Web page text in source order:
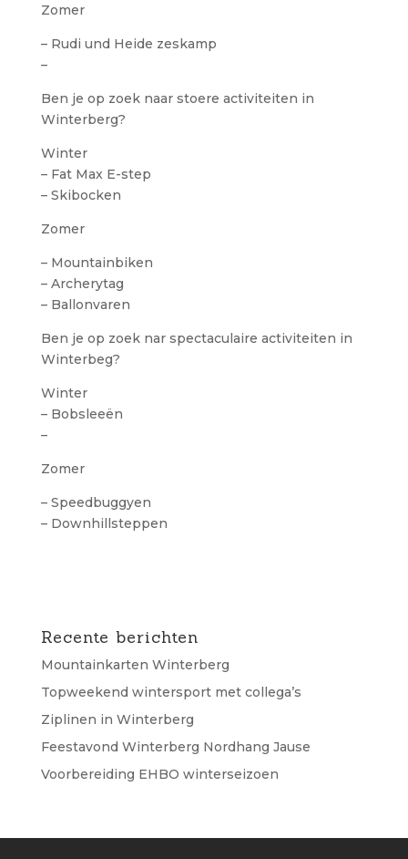
Zomer
– Rudi und Heide zeskamp
–
Ben je op zoek naar stoere activiteiten in
Winterberg?
Winter
– Fat Max E-step
– Skibocken
Zomer
– Mountainbiken
– Archerytag
– Ballonvaren
Ben je op zoek nar spectaculaire activiteiten in
Winterbeg?
Winter
– Bobsleeën
–
Zomer
– Speedbuggyen
– Downhillsteppen
Recente berichten
Mountainkarten Winterberg
Topweekend wintersport met collega’s
Ziplinen in Winterberg
Feestavond Winterberg Nordhang Jause
Voorbereiding EHBO winterseizoen